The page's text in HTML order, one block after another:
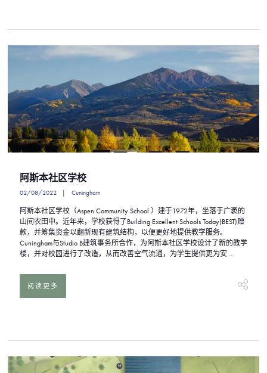
阿斯本社区学校
02/08/2022 Cuningham
阿斯本社区学校（Aspen Community School ）建于1972年，坐落于广袤的
山间农田中。近年来，学校获得了Building Excellent Schools Today(BEST)赠
款，并筹集资金以翻新现有建筑结构，以便更好地提供教学服务。
Cuningham与Studio B建筑事务所合作，为阿斯本社区学校设计了新的教学
楼，并对校园进行了改造，从而改善空气流通，为学生提供更为安 ...
阅读更多